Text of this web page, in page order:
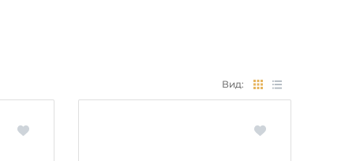
Вид: